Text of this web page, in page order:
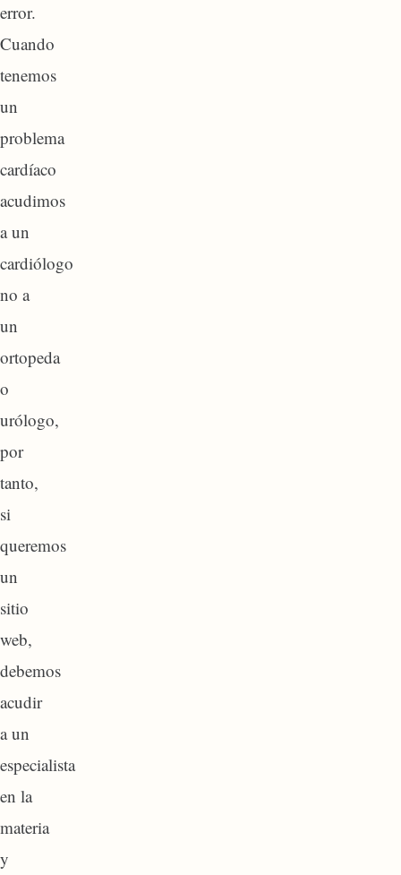
error.
Cuando
tenemos
un
problema
cardíaco
acudimos
a un
cardiólogo
no a
un
ortopeda
o
urólogo,
por
tanto,
si
queremos
un
sitio
web,
debemos
acudir
a un
especialista
en la
materia
y